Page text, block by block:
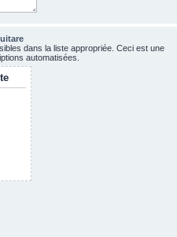
dans la liste appropriée. Ceci est une
automatisées.